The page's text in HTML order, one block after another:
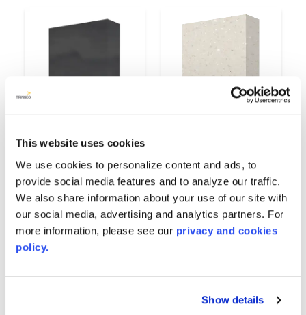
This website uses cookies
We use cookies to personalize content and ads, to
provide social media features and to analyze our traffic.
We also share information about your use of our site with
our social media, advertising and analytics partners. For
more information, please see our privacy and cookies
policy.
Show details
Burnished Slate
8522
Casablanca